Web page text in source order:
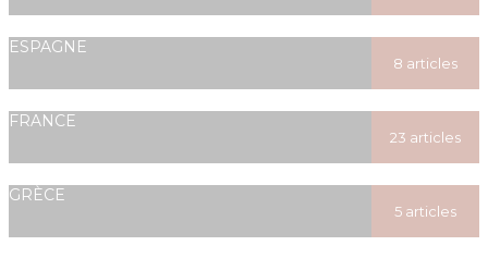
posted
ESPAGNE
8 articles
posted
FRANCE
23 articles
posted
GRÈCE
5 articles